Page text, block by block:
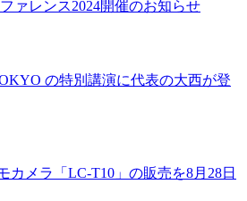
ァレンス2024開催のお知らせ
の特別講演に代表の大西が登
カメラ「LC-T10」の販売を8月28日